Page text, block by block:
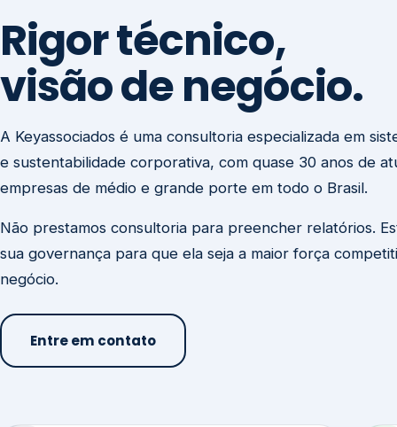
Rigor técnico,
visão de negócio.
A Keyassociados é uma consultoria especializada em
e sustentabilidade corporativa, com quase 30 anos de
empresas de médio e grande porte em todo o Brasil.
Não prestamos consultoria para preencher relatórios.
sua governança para que ela seja a maior força
negócio.
Entre em contato